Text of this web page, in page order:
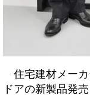
住宅建材メー
ドアの新製品発